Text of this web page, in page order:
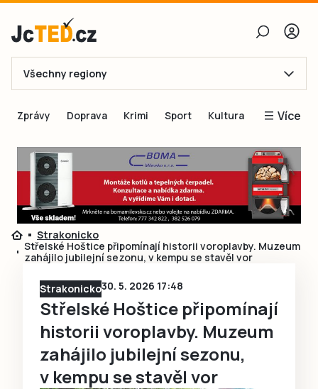
E-mail
Obnovit heslo
Přihlásit se
Přihlásit se přes Facebook
Ještě nemám účet, chci se
Všechny regiony
Zprávy Doprava Krimi Sport Kultura Více
Blogy
Inspirace
Čtenáři píší
Speciální přílohy
Strakonicko
Střelské Hoštice připomínají historii voroplavby. Muzeum
zahájilo jubilejní sezonu, v kempu se stavěl vor
Strakonicko30. 5. 2026 17:48
Střelské Hoštice připomínají
historii voroplavby. Muzeum
zahájilo jubilejní sezonu,
v kempu se stavěl vor